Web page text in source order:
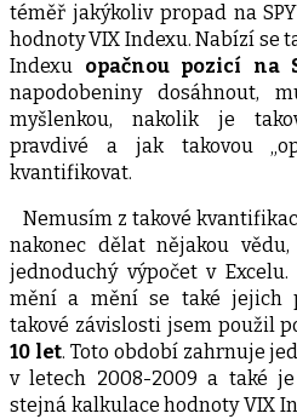
téměř jakýkoliv propad na
hodnoty VIX Indexu. Nabízí se
Indexu opačnou pozicí na
napodobeniny dosáhnout,
myšlenkou, nakolik je
pravdivé a jak takovou
kvantifikovat.
Nemusím z takové
nakonec dělat nějakou
jednoduchý výpočet v
mění a mění se také jejich
takové závislosti jsem použil
10 let. Toto období zahrnuje
v letech 2008-2009 a také
stejná kalkulace hodnoty VIX